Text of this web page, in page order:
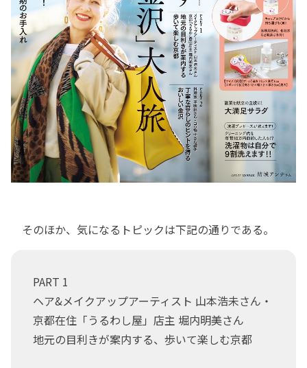
そのほか、気になるトピックは下記の通りである。
PART 1
ヘア&メイクアップアーティスト 山本浩未さん・
京都在住「うるわし屋」店主 堀内明美さん
地元の目利きが案内する、歩いて楽しむ京都